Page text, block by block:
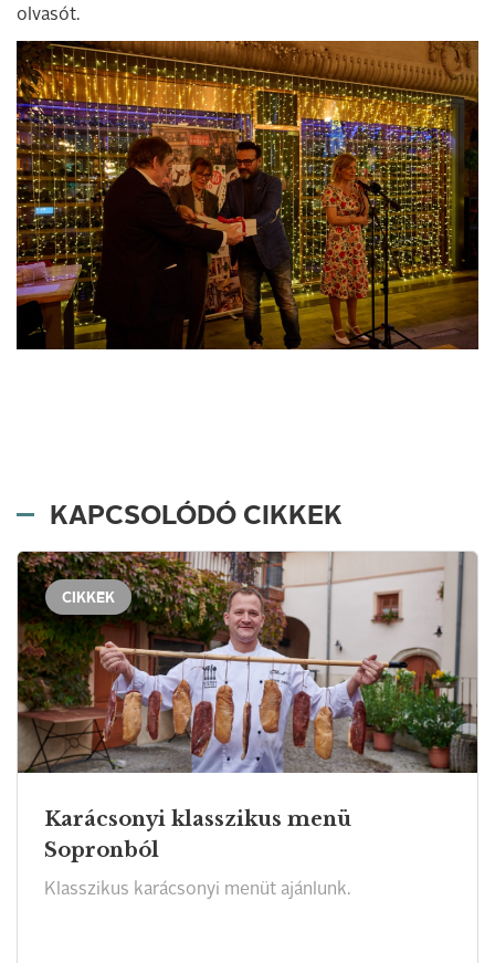
olvasót.
KAPCSOLÓDÓ CIKKEK
CIKKEK
Karácsonyi klasszikus menü
Sopronból
Klasszikus karácsonyi menüt ajánlunk.